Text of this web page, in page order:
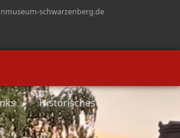
schwarzenberg.de
Historisches